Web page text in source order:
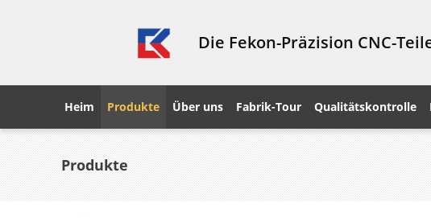
Die Fekon-Präzision CNC-
Heim Produkte Über uns Fabrik-Tour Qualitätskontrolle
Produkte